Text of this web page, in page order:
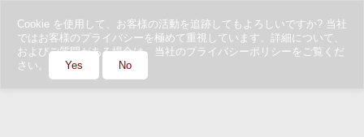
Cookie を使用して、お客様の活動を追跡してもよろしいですか? 当社
ではお客様のプライバシーを極めて重視しています。詳細について、
およびご質問がある場合は、当社のプライバシーポリシーをご覧くだ
さい。
Yes No